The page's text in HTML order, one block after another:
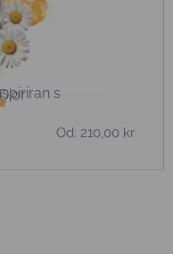
s
Od:210,00 kr